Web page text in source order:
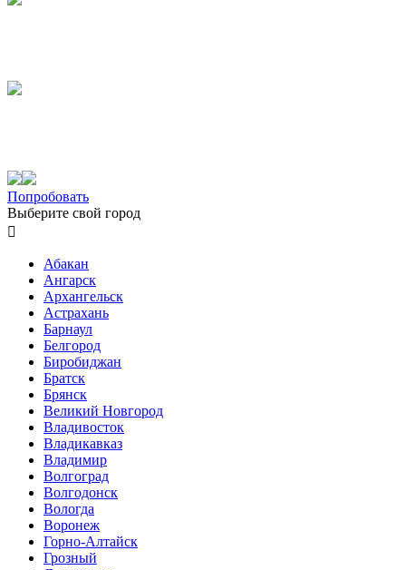
Попробовать
Выберите свой город

Абакан
Ангарск
Архангельск
Астрахань
Барнаул
Белгород
Биробиджан
Братск
Брянск
Великий Новгород
Владивосток
Владикавказ
Владимир
Волгоград
Волгодонск
Вологда
Воронеж
Горно-Алтайск
Грозный